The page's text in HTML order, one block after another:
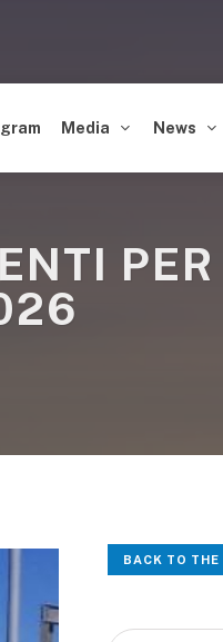
Media News
PER
BACK TO THE